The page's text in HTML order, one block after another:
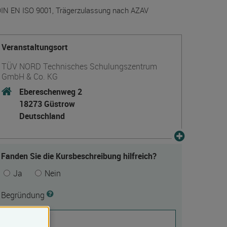
EN ISO 9001, Trägerzulassung nach AZAV
Veranstaltungsort
TÜV NORD Technisches Schulungszentrum
GmbH & Co. KG
Ebereschenweg 2
18273 Güstrow
Deutschland
Fanden Sie die Kursbeschreibung hilfreich?
Ja
Nein
Begründung